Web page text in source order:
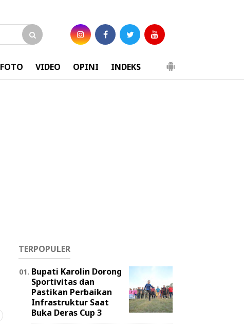
FOTO VIDEO OPINI INDEKS
TERPOPULER
Bupati Karolin Dorong
Sportivitas dan
Pastikan Perbaikan
Infrastruktur Saat
Buka Deras Cup 3